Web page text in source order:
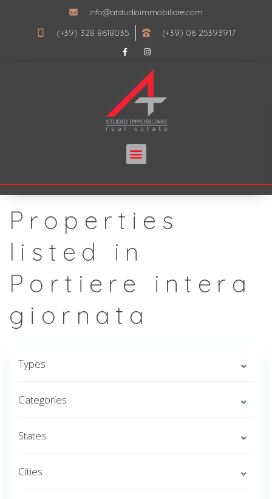
info@atstudioimmobiliare.com
(+39) 328 8618035
(+39) 06 25393917
Properties
listed in
Portiere intera
giornata
Types
Categories
States
Cities